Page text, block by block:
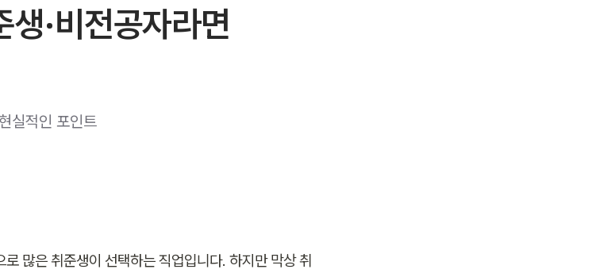
·비전공자라면
실적인 포인트
많은 취준생이 선택하는 직업입니다. 하지만 막상 취